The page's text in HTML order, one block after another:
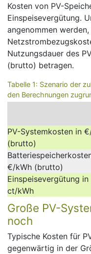
Kosten von PV-
Einspeisevergütung.
angenommen
Nutzungsdauer des
(brutto) betragen.
Tabelle 1: Szenario der
den Berechnungen
PV-System­kosten in
(brutto)
€/kWh (brutto)
Ein­speise­ver­gütung in
ct/kWh
Große PV-
noch
Typische Kosten für
gegenwärtig in der